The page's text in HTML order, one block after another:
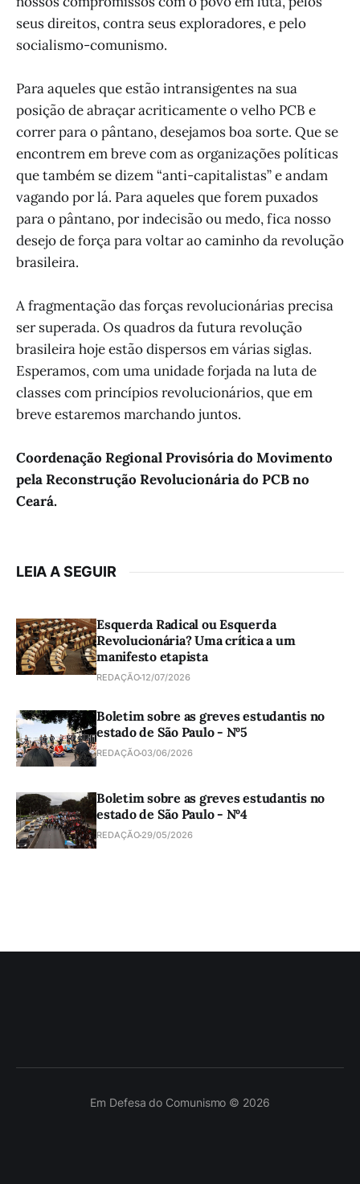
seus direitos, contra seus exploradores, e pelo
socialismo-comunismo.
Para aqueles que estão intransigentes na sua
posição de abraçar acriticamente o velho PCB e
correr para o pântano, desejamos boa sorte. Que se
encontrem em breve com as organizações políticas
que também se dizem “anti-capitalistas” e andam
vagando por lá. Para aqueles que forem puxados
para o pântano, por indecisão ou medo, fica nosso
desejo de força para voltar ao caminho da revolução
brasileira.
A fragmentação das forças revolucionárias precisa
ser superada. Os quadros da futura revolução
brasileira hoje estão dispersos em várias siglas.
Esperamos, com uma unidade forjada na luta de
classes com princípios revolucionários, que em
breve estaremos marchando juntos.
Coordenação Regional Provisória do Movimento
pela Reconstrução Revolucionária do PCB no
Ceará.
LEIA A SEGUIR
Esquerda Radical ou Esquerda
Revolucionária? Uma crítica a um
manifesto etapista
REDAÇÃO12/07/2026
Boletim sobre as greves estudantis no
estado de São Paulo - Nº5
REDAÇÃO03/06/2026
Boletim sobre as greves estudantis no
estado de São Paulo - Nº4
REDAÇÃO 29/05/2026
Em Defesa do Comunismo © 2026